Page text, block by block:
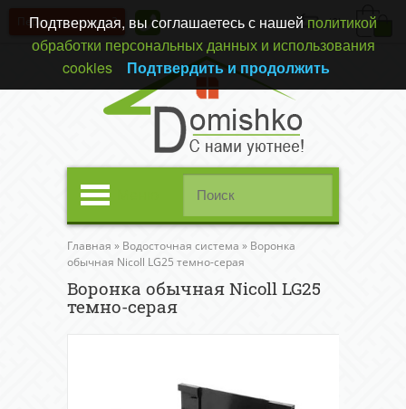
(0)
Перезвонить вам?
Главная » Водосточная система » Воронка
обычная Nicoll LG25 темно-серая
Воронка обычная Nicoll LG25
темно-серая
Подтверждая, вы соглашаетесь с нашей политикой
обработки персональных данных и использования
cookies
Подтвердить и продолжить